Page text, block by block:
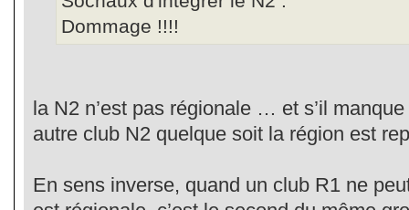
Dommage !!!!
la N2 n’est pas régionale … et s’il
autre club N2 quelque soit la région est
En sens inverse, quand un club R1 ne